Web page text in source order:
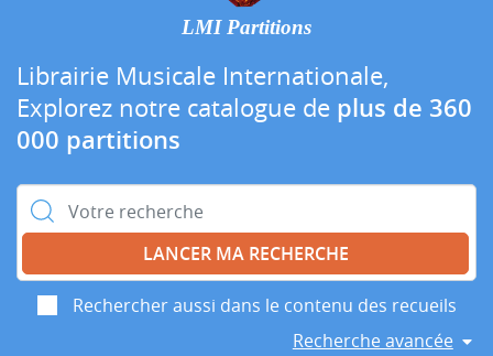
LMI Partitions
Librairie Musicale Internationale,
Explorez notre catalogue de plus de 360
000 partitions
Rechercher :
Rechercher aussi dans le contenu des recueils
Recherche avancée